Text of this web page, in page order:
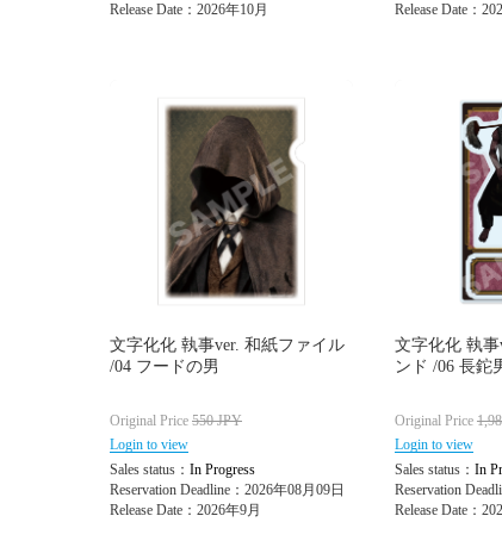
Release Date：2026年10月
Release Date：
文字化化 執事ver. 和紙ファイル
/04 フードの男
Original Price 550JPY
Login to view
Sales status： In Progress
Reservation Deadline：2026年08月09日
Release Date：2026年9月
文字化化 執
ンド /06 長鉈
Original Price
Login to view
Sales status： In
Reservation
Release Date：